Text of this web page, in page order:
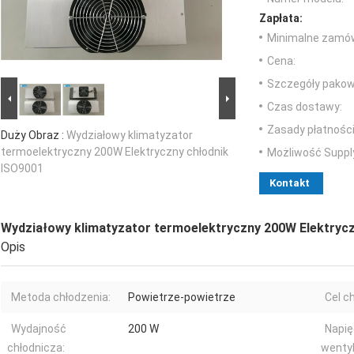
Duży Obraz : Wydziałowy klimatyzator
termoelektryczny 200W Elektryczny chłodnik
ISO9001
Zapłata:
Minimalne
Cena:
Szczegóły
Czas dostawy:
Zasady
Możliwość
Kontakt
Wydziałowy klimatyzator termoelektryczny 200W
Opis
Metoda chłodzenia: Powietrze-powietrze Cel
Wydajność
chłodnicza:
200 W